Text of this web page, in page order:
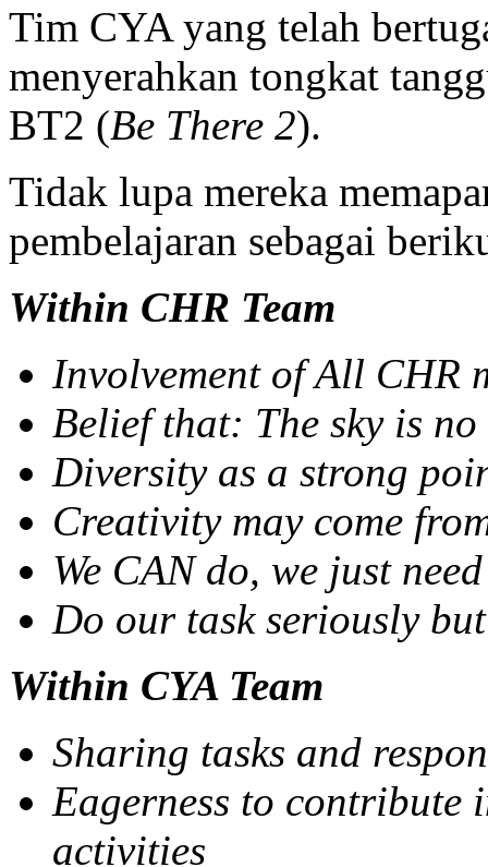
Tim CYA yang telah
menyerahkan tongkat
BT2 (Be There 2).
Tidak lupa mereka
pembelajaran sebagai
Within CHR Team
Involvement of All CHR
Belief that: The sky is
Diversity as a strong
Creativity may come
We CAN do, we just
Do our task seriously
Within CYA Team
Sharing tasks and
Eagerness to contribute
activities